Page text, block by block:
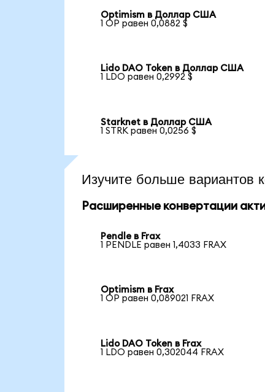
Optimism в Доллар США
1 OP равен 0,0882 $
Lido DAO Token в Доллар США
1 LDO равен 0,2992 $
Starknet в Доллар США
1 STRK равен 0,0256 $
Изучите больше вариантов
Расширенные конвертации
Pendle в Frax
1 PENDLE равен 1,4033 FRAX
Optimism в Frax
1 OP равен 0,089021 FRAX
Lido DAO Token в Frax
1 LDO равен 0,302044 FRAX